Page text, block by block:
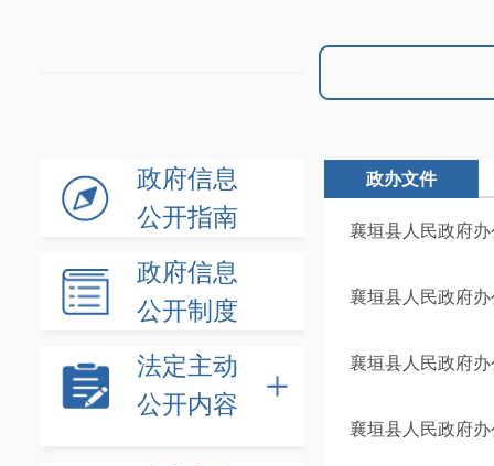
政府信息
公开指南
政府信息
公开制度
法定主动
公开内容
政办文件
襄垣县人民政府
襄垣县人民政府
襄垣县人民政府
襄垣县人民政府